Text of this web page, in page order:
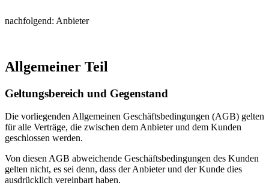
nachfolgend: Anbieter
Allgemeiner Teil
Geltungsbereich und Gegenstand
Die vorliegenden Allgemeinen Geschäftsbedingungen (AGB) gelten
für alle Verträge, die zwischen dem Anbieter und dem Kunden
geschlossen werden.
Von diesen AGB abweichende Geschäftsbedingungen des Kunden
gelten nicht, es sei denn, dass der Anbieter und der Kunde dies
ausdrücklich vereinbart haben.